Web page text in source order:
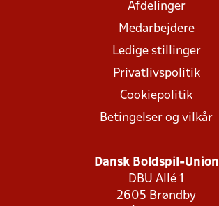
Afdelinger
Medarbejdere
Ledige stillinger
Privatlivspolitik
Cookiepolitik
Betingelser og vilkår
Dansk Boldspil-Union
DBU Allé 1
2605 Brøndby